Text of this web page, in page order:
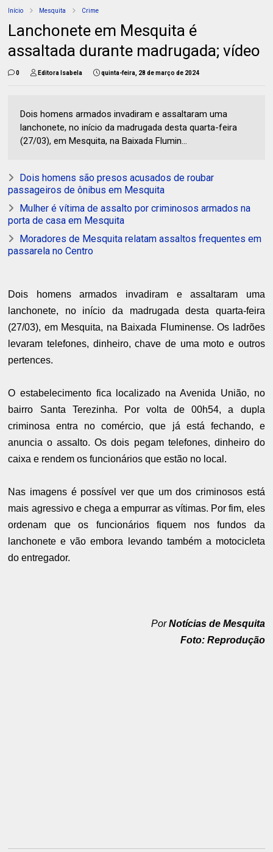
Início Mesquita Crime
Lanchonete em Mesquita é
assaltada durante madrugada; vídeo
0 Editora Isabela quinta-feira, 28 de março de 2024
Dois homens armados invadiram e assaltaram uma
lanchonete, no início da madrugada desta quarta-feira
(27/03), em Mesquita, na Baixada Flumin...
Dois homens são presos acusados de roubar
passageiros de ônibus em Mesquita
Mulher é vítima de assalto por criminosos armados na
porta de casa em Mesquita
Moradores de Mesquita relatam assaltos frequentes em
passarela no Centro
Dois homens armados invadiram e assaltaram uma
lanchonete, no início da madrugada desta quarta-feira
(27/03), em Mesquita, na Baixada Fluminense. Os ladrões
levaram telefones, dinheiro, chave de uma moto e outros
pertences.
O estabelecimento fica localizado na Avenida União, no
bairro Santa Terezinha. Por volta de 00h54, a dupla
criminosa entra no comércio, que já está fechando, e
anuncia o assalto. Os dois pegam telefones, dinheiro do
caixa e rendem os funcionários que estão no local.
Nas imagens é possível ver que um dos criminosos está
mais agressivo e chega a empurrar as vítimas. Por fim, eles
ordenam que os funcionários fiquem nos fundos da
lanchonete e vão embora levando também a motocicleta
do entregador.
PorNotícias de Mesquita
Foto: Reprodução